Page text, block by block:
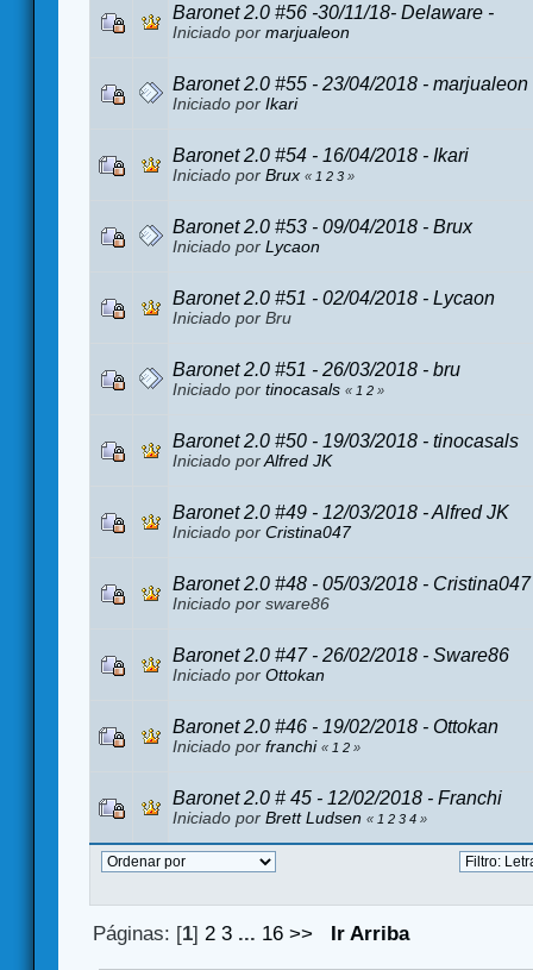
Baronet 2.0 #56 -30/11/18- Delaware -
Iniciado por marjualeon
Baronet 2.0 #55 - 23/04/2018 - marjualeon
Iniciado por Ikari
Baronet 2.0 #54 - 16/04/2018 - Ikari
Iniciado por Brux « 1 2 3 »
Baronet 2.0 #53 - 09/04/2018 - Brux
Iniciado por Lycaon
Baronet 2.0 #51 - 02/04/2018 - Lycaon
Iniciado por Bru
Baronet 2.0 #51 - 26/03/2018 - bru
Iniciado por tinocasals « 1 2 »
Baronet 2.0 #50 - 19/03/2018 - tinocasals
Iniciado por Alfred JK
Baronet 2.0 #49 - 12/03/2018 - Alfred JK
Iniciado por Cristina047
Baronet 2.0 #48 - 05/03/2018 - Cristina047
Iniciado por sware86
Baronet 2.0 #47 - 26/02/2018 - Sware86
Iniciado por Ottokan
Baronet 2.0 #46 - 19/02/2018 - Ottokan
Iniciado por franchi « 1 2 »
Baronet 2.0 # 45 - 12/02/2018 - Franchi
Iniciado por Brett Ludsen « 1 2 3 4 »
Páginas: [1] 2 3 ... 16 >> Ir Arriba